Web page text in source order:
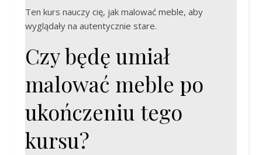
Ten kurs nauczy cię, jak malować meble, aby
wyglądały na autentycznie stare.
Czy będę umiał
malować meble po
ukończeniu tego
kursu?